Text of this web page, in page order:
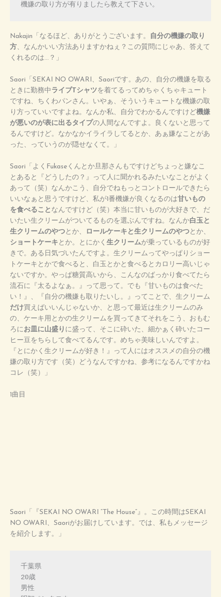
機嫌の取り方が有りましたら教えて下さい。
Nakajin「なるほど、ありがとうございます。
自分の機嫌の取り
方、なんかいい方法ありますかねぇ？この質問にじゃあ、答えて
くれるのは…？」
Saori「SEKAI NO OWARI、Saoriです。あの、自分の機嫌を取る
ときに勤務中 ライブTシャツ を着てるってめちゃくちゃキュート
ですね、ちくわパンさん。いやぁ、そういうキュートな機嫌の取
り方っていいですよね。なんか私、自分でわかるんですけど 機嫌
が悪いのが表に出るタイプの人間なんですよ。良くないと思って
るんですけど。なかなかイライラしてるとか、あぁ嫌なことがあ
った、っていうのが隠せなくて。」
Saori「よくFukaseくんとか旦那さんもですけどちょっと嫌なこ
とあると『どうしたの？』って人に聞かれるみたいなことがよく
あって（笑）なんかこう、自分でねもっとコントロールできたら
いいなぁと思うですけど、私が1番機嫌が良くなるのは甘いもの
を食べること なんですけど（笑）本当に甘いものが大好きで、だ
いたい生クリームがついてるものを選ぶんですね。なんか白玉と
生クリームのやつとか、 ロールケーキと生クリームのやつとか、
ショートケーキ とか。とにかく 生クリームが乗っているものが好
きで。ある日気づいたんですよ。生クリームってやっぱりショー
トケーキとかで食べると、白玉とかと食べるとカロリー高いじゃ
ないですか。やっぱ糖質高いから、こんなのばっかり食べてたら
流石に『太るよなぁ。』って思って。でも『甘いものは食べた
い！』、『自分の機嫌も取りたいし。』ってことで、生クリーム
だけ買えばいいんじゃないか、と思って最近は生クリームのみ
の、ケーキ用とかの生クリームを買ってきてそれをこう、おもむ
ろにお皿に山盛り に盛って、そこに砕いた、細かぁく砕いたコー
ヒー豆をちらして食べてるんです。めちゃ美味しいんですよ。
『とにかく生クリームが好き！』って人にはオススメの自分の機
嫌の取り方です（笑）どうなんですかね、参考になるんですかね
コレ（笑）」
1曲目
Saori「『SEKAI NO OWARI “The House”』。この時間はSEKAI
NO OWARI、Saoriがお届けしています。では、私もメッセージ
を紹介します。」
千葉県
20歳
男性